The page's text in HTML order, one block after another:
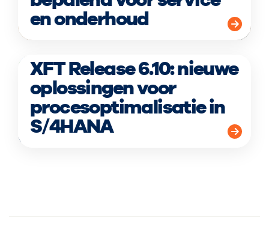
en onderhoud
XFT Release 6.10: nieuwe
oplossingen voor
procesoptimalisatie in
S/4HANA